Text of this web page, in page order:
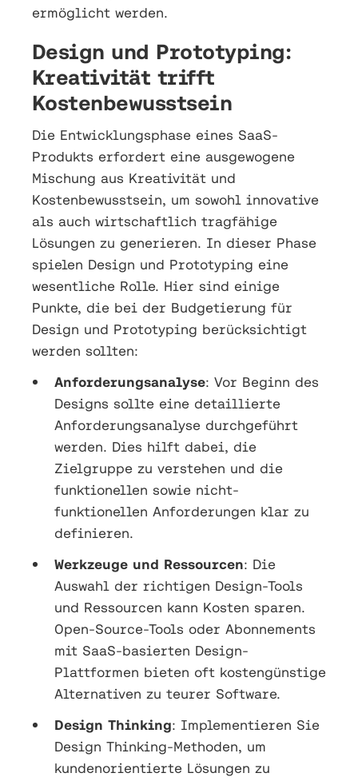
ermöglicht werden.
Design und Prototyping:
Kreativität trifft
Kostenbewusstsein
Die Entwicklungsphase eines SaaS-
Produkts erfordert eine ausgewogene
Mischung aus Kreativität und
Kostenbewusstsein, um sowohl innovative
als auch wirtschaftlich tragfähige
Lösungen zu generieren. In dieser Phase
spielen Design und Prototyping eine
wesentliche Rolle. Hier sind einige
Punkte, die bei der Budgetierung für
Design und Prototyping berücksichtigt
werden sollten:
Anforderungsanalyse: Vor Beginn des
Designs sollte eine detaillierte
Anforderungsanalyse durchgeführt
werden. Dies hilft dabei, die
Zielgruppe zu verstehen und die
funktionellen sowie nicht-
funktionellen Anforderungen klar zu
definieren.
Werkzeuge und Ressourcen: Die
Auswahl der richtigen Design-Tools
und Ressourcen kann Kosten sparen.
Open-Source-Tools oder Abonnements
mit SaaS-basierten Design-
Plattformen bieten oft kostengünstige
Alternativen zu teurer Software.
Design Thinking: Implementieren Sie
Design Thinking-Methoden, um
kundenorientierte Lösungen zu